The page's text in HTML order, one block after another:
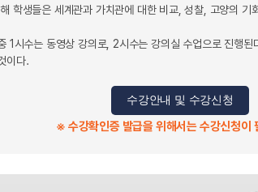
학생들은 세계관과 가치관에 대한 비교, 성찰, 고양의
1시수는 동영상 강의로, 2시수는 강의실 수업으로 진행
이다.
수강안내 및 수강신청
※ 수강확인증 발급을 위해서는 수강신청이